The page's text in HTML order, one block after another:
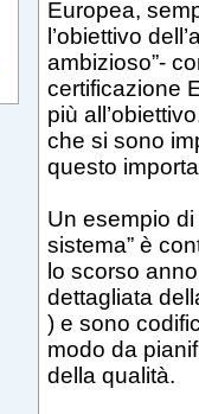
Europea,
l’obiettivo
ambizioso”-
certificazione
più
che si sono
questo
Un esempio
sistema” è
lo scorso
dettagliata
) e sono
modo da
della qualità.